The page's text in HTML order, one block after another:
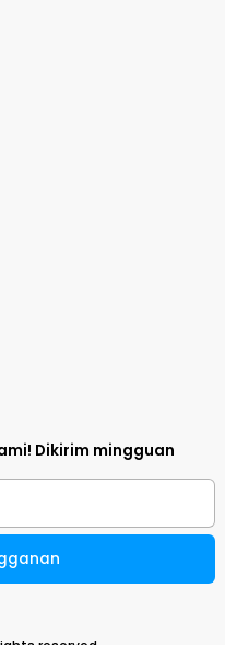
Dikirim mingguan